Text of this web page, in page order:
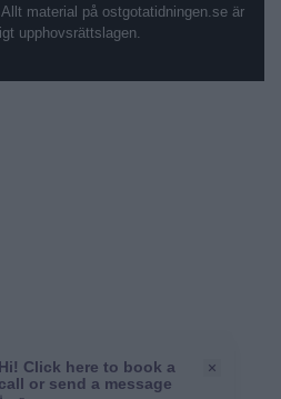
material på ostgotatidningen.se är
upphovsrättslagen.